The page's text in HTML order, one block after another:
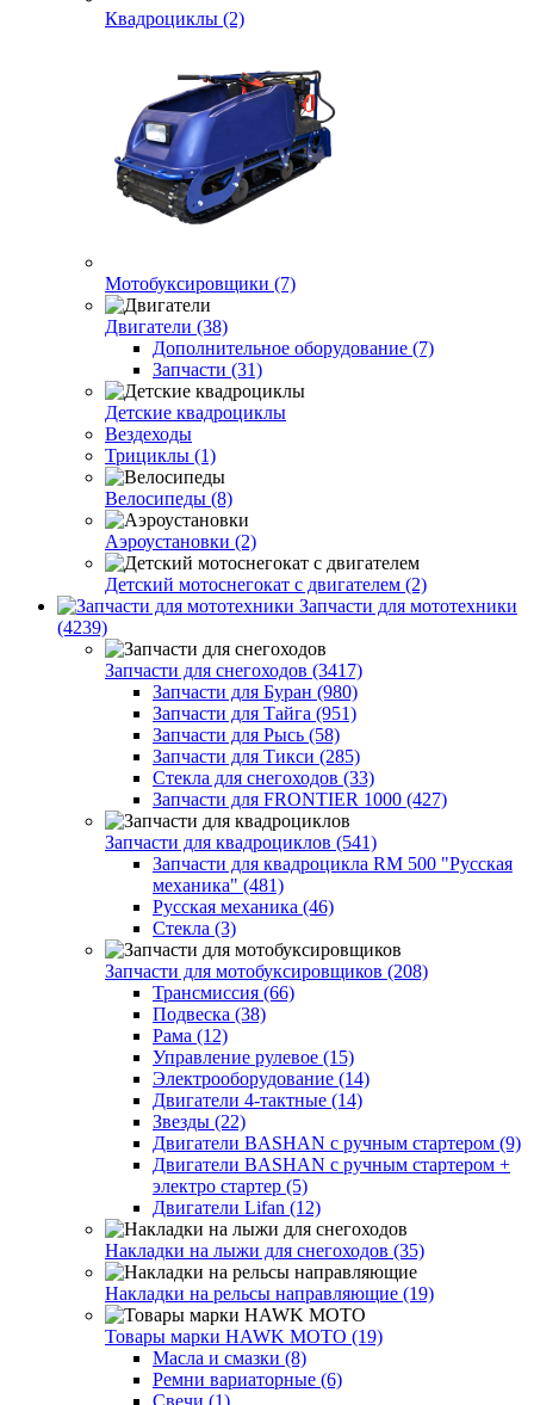
Квадроциклы (2)
Мотобуксировщики (7)
Двигатели (38)
Дополнительное оборудование (7)
Запчасти (31)
Детские квадроциклы
Вездеходы
Трициклы (1)
Велосипеды (8)
Аэроустановки (2)
Детский мотоснегокат с двигателем (2)
Запчасти для мототехники
(4239)
Запчасти для снегоходов (3417)
Запчасти для Буран (980)
Запчасти для Тайга (951)
Запчасти для Рысь (58)
Запчасти для Тикси (285)
Стекла для снегоходов (33)
Запчасти для FRONTIER 1000 (427)
Запчасти для квадроциклов (541)
Запчасти для квадроцикла RM 500 "Русская
механика" (481)
Русская механика (46)
Стекла (3)
Запчасти для мотобуксировщиков (208)
Трансмиссия (66)
Подвеска (38)
Рама (12)
Управление рулевое (15)
Электрооборудование (14)
Двигатели 4-тактные (14)
Звезды (22)
Двигатели BASHAN с ручным стартером (9)
Двигатели BASHAN с ручным стартером +
электро стартер (5)
Двигатели Lifan (12)
Накладки на лыжи для снегоходов (35)
Накладки на рельсы направляющие (19)
Товары марки HAWK MOTO (19)
Масла и смазки (8)
Ремни вариаторные (6)
Свечи (1)